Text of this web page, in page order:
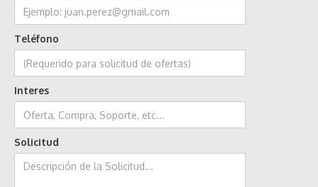
Teléfono
Interes
Solicitud